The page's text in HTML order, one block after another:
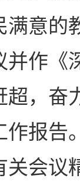
意的
作《
，奋
报告
关会议